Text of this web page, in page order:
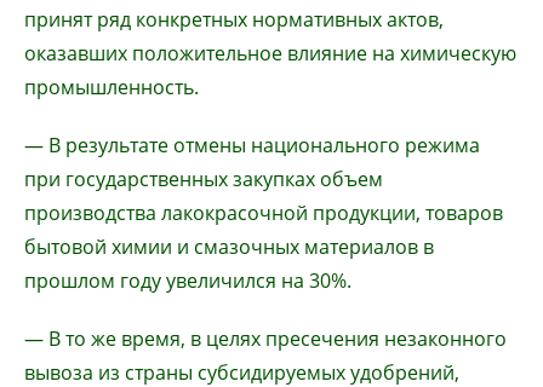
принят ряд конкретных нормативных актов,
оказавших положительное влияние на химическую
промышленность.
— В результате отмены национального режима
при государственных закупках объем
производства лакокрасочной продукции, товаров
бытовой химии и смазочных материалов в
прошлом году увеличился на 30%.
— В то же время, в целях пресечения незаконного
вывоза из страны субсидируемых удобрений,